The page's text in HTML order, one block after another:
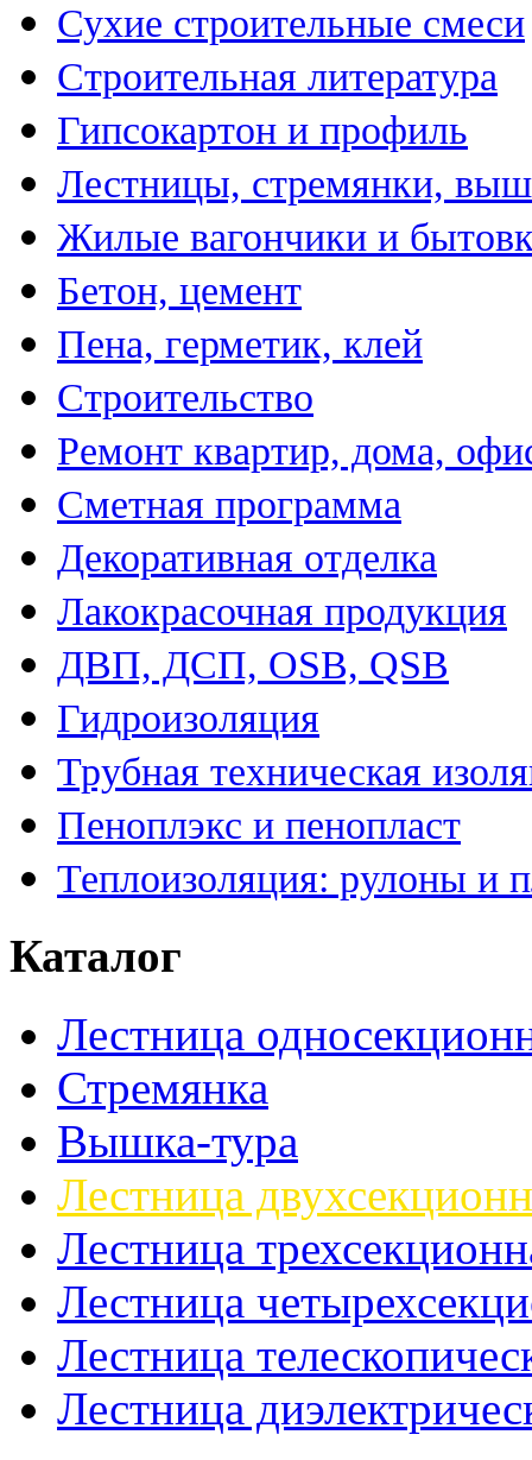
Сухие строительные смеси
Строительная литература
Гипсокартон и профиль
Лестницы, стремянки,
Жилые вагончики и
Бетон, цемент
Пена, герметик, клей
Строительство
Ремонт квартир, дома,
Сметная программа
Декоративная отделка
Лакокрасочная продукция
ДВП, ДСП, OSB, QSB
Гидроизоляция
Трубная техническая
Пеноплэкс и пенопласт
Теплоизоляция: рулоны и
Каталог
Лестница
Стремянка
Вышка-тура
Лестница
Лестница
Лестница
Лестница
Лестница